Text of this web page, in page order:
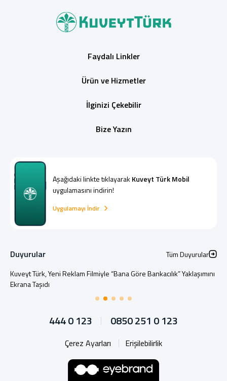
Faydalı Linkler
Ürün ve Hizmetler
İlginizi Çekebilir
Bize Yazın
Aşağıdaki linkte tıklayarak Kuveyt Türk Mobil
uygulamasını indirin!
Uygulamayı İndir
Duyurular
Tüm Duyurular
Kuveyt Türk, Yeni Reklam Filmiyle “Bana Göre Bankacılık” Yaklaşımını
Ekrana Taşıdı
444 0 123 0850 251 0 123
Çerez Ayarları Erişilebilirlik